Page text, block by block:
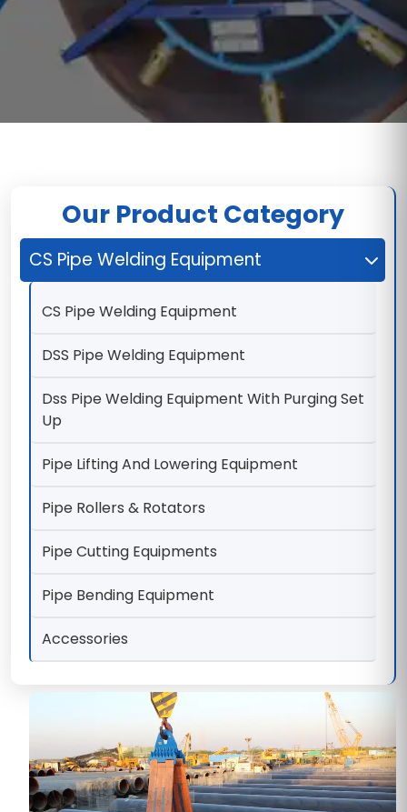
Our Product Category
CS Pipe Welding Equipment
CS Pipe Welding Equipment
DSS Pipe Welding Equipment
Dss Pipe Welding Equipment With Purging Set
Up
Pipe Lifting And Lowering Equipment
Pipe Rollers & Rotators
Pipe Cutting Equipments
Pipe Bending Equipment
Accessories